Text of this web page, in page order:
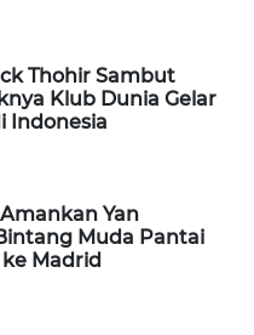
Thohir Sambut
Klub Dunia Gelar
Indonesia
Yan
Muda Pantai
Madrid